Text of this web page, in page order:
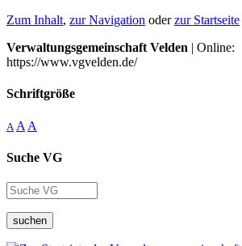
Zum Inhalt, zur Navigation oderzur Startseite
Verwaltungsgemeinschaft Velden | Online:
https://www.vgvelden.de/
Schriftgröße
A A A
Suche VG
suchen